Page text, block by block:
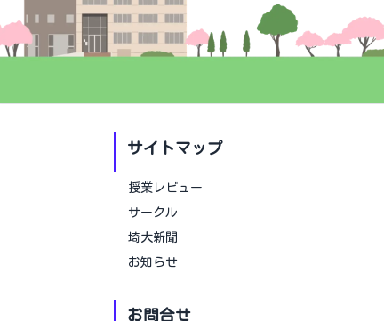
サイトマップ
授業レビュー
サークル
埼大新聞
お知らせ
お問合せ